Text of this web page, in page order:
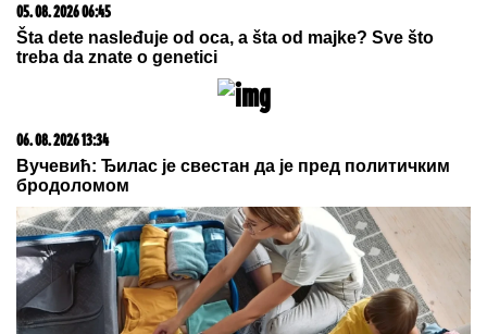
05. 08. 2026 06:45
Šta dete nasleđuje od oca, a šta od majke? Sve što
treba da znate o genetici
06. 08. 2026 13:34
Вучевић: Ђилас је свестан да је пред политичким
бродоломом